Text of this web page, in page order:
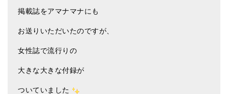
掲載誌をアマナマナにも
お送りいただいたのですが、
女性誌で流行りの
大きな大きな付録が
ついていました